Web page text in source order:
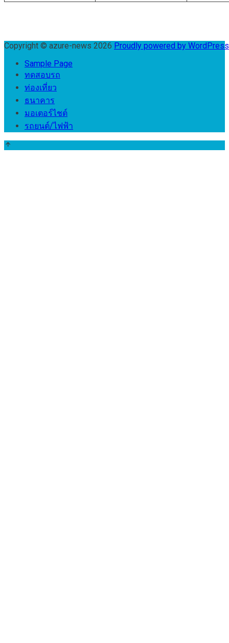
Copyright © azure-news 2026 Proudly powered by
Sample Page
ทดสอบรถ
ท่องเที่ยว
ธนาคาร
มอเตอร์ไชต์
รถยนต์/ไฟฟ้า